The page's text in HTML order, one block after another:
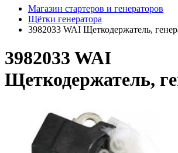
Магазин стартеров и генераторов
Щётки генератора
3982033 WAI Щеткодержатель,
3982033 WAI
Щеткодержатель,